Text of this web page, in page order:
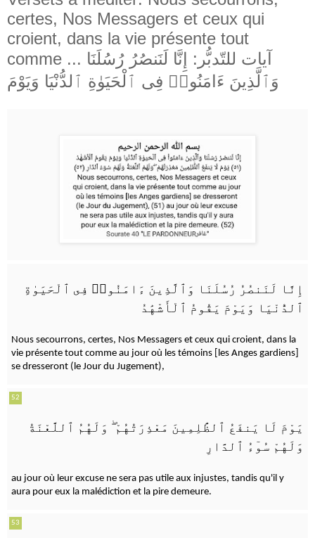
certes, Nos Messagers et ceux qui
croient, dans la vie présente tout
comme ... آيات للتّدبُّر: إِنَّا لَنَنصُرُ رُسُلَنَا
وَٱلَّذِينَ ءَامَنُوا۟ فِى ٱلْحَيَوٰةِ ٱلدُّنْيَا وَيَوْمَ
إِنَّا لَنَنصُرُ رُسُلَنَا وَٱلَّذِينَ ءَامَنُوا۟ فِى ٱلْحَيَوٰةِ
ٱلدُّنْيَا وَيَوْمَ يَقُومُ ٱلْأَشْهَٰدُ
Nous secourrons, certes, Nos Messagers et ceux qui croient, dans la
vie présente tout comme au jour où les témoins [les Anges gardiens]
se dresseront (le Jour du Jugement),
52
يَوْمَ لَا يَنفَعُ ٱلظَّٰلِمِينَ مَعْذِرَتُهُمْۖ وَلَهُمُ ٱللَّعْنَةُ
وَلَهُمْ سُوٓءُ ٱلدَّارِ
au jour où leur excuse ne sera pas utile aux injustes, tandis qu'il y
aura pour eux la malédiction et la pire demeure.
53